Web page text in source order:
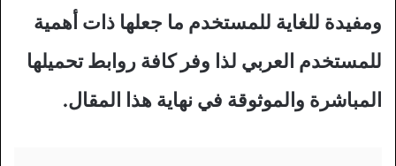
ومفيدة للغاية للمستخدم ما جعلها ذات أهمية
للمستخدم العربي لذا وفر كافة روابط تحميلها
المباشرة والموثوقة في نهاية هذا المقال.